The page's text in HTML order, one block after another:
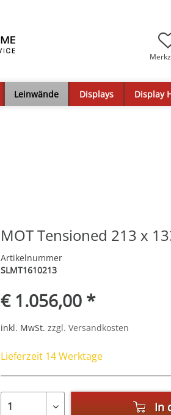
Leinwände Displays Display
MOT Tensioned 213 x
Artikelnummer
SLMT1610213
€ 1.056,00 *
inkl. MwSt. zzgl. Versandkosten
Lieferzeit 14 Werktage
In